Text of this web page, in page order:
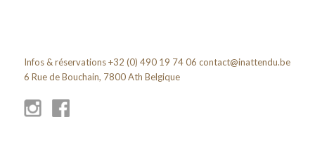
Infos & réservations +32 (0) 490 19 74 06 contact@inattendu.be
6 Rue de Bouchain, 7800 Ath Belgique